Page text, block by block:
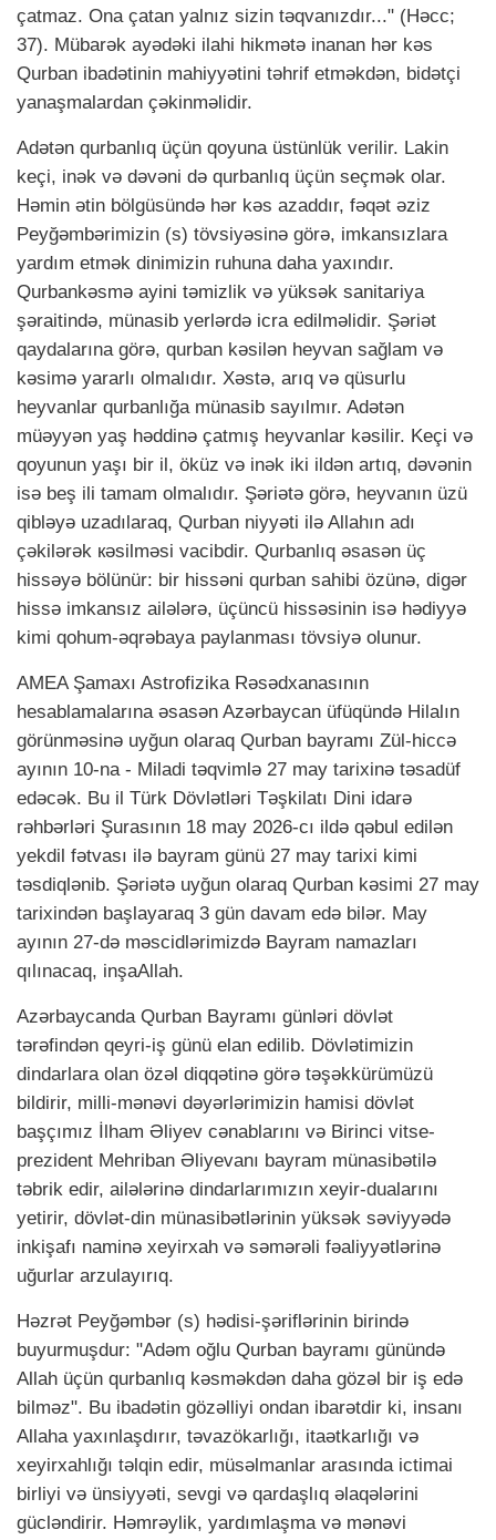
çatmaz. Ona çatan yalnız sizin təqvanızdır..." (Həcc;
37). Mübarək ayədəki ilahi hikmətə inanan hər kəs
Qurban ibadətinin mahiyyətini təhrif etməkdən, bidətçi
yanaşmalardan çəkinməlidir.
Adətən qurbanlıq üçün qoyuna üstünlük verilir. Lakin
keçi, inək və dəvəni də qurbanlıq üçün seçmək olar.
Həmin ətin bölgüsündə hər kəs azaddır, fəqət əziz
Peyğəmbərimizin (s) tövsiyəsinə görə, imkansızlara
yardım etmək dinimizin ruhuna daha yaxındır.
Qurbankəsmə ayini təmizlik və yüksək sanitariya
şəraitində, münasib yerlərdə icra edilməlidir. Şəriət
qaydalarına görə, qurban kəsilən heyvan sağlam və
kəsimə yararlı olmalıdır. Xəstə, arıq və qüsurlu
heyvanlar qurbanlığa münasib sayılmır. Adətən
müəyyən yaş həddinə çatmış heyvanlar kəsilir. Keçi və
qoyunun yaşı bir il, öküz və inək iki ildən artıq, dəvənin
isə beş ili tamam olmalıdır. Şəriətə görə, heyvanın üzü
qibləyə uzadılaraq, Qurban niyyəti ilə Allahın adı
çəkilərək кəsilməsi vacibdir. Qurbanlıq əsasən üç
hissəyə bölünür: bir hissəni qurban sahibi özünə, digər
hissə imkansız ailələrə, üçüncü hissəsinin isə hədiyyə
kimi qohum-əqrəbaya paylanması tövsiyə olunur.
AMEA Şamaxı Astrofizika Rəsədxanasının
hesablamalarına əsasən Azərbаycаn üfüqündə Hilalın
görünməsinə uyğun olaraq Qurbаn bаyrаmı Zül-hiccə
ayının 10-na - Miladi təqvimlə 27 may tarixinə təsadüf
edəcək. Bu il Türk Dövlətləri Təşkilatı Dini idarə
rəhbərləri Şurasının 18 may 2026-cı ildə qəbul edilən
yekdil fətvası ilə bayram günü 27 may tarixi kimi
təsdiqlənib. Şəriətə uyğun olaraq Qurban kəsimi 27 may
tarixindən başlayaraq 3 gün davam edə bilər. May
ayının 27-də məscidlərimizdə Bayram namazları
qılınacaq, inşaAllah.
Аzərbаycаndа Qurbаn Bаyrаmı günləri dövlət
tərəfindən qeyri-iş günü elаn edilib. Dövlətimizin
dindarlara olan özəl diqqətinə görə təşəkkürümüzü
bildirir, milli-mənəvi dəyərlərimizin hamisi dövlət
başçımız İlham Əliyev cənablarını və Birinci vitse-
prezident Mehriban Əliyevanı bayram münasibətilə
təbrik edir, ailələrinə dindarlarımızın xeyir-dualarını
yetirir, dövlət-din münasibətlərinin yüksək səviyyədə
inkişafı naminə xeyirxah və səmərəli fəaliyyətlərinə
uğurlar arzulayırıq.
Həzrət Peyğəmbər (s) hədisi-şəriflərinin birində
buyurmuşdur: "Adəm oğlu Qurban bayramı günündə
Allah üçün qurbanlıq kəsməkdən daha gözəl bir iş edə
bilməz". Bu ibadətin gözəlliyi ondan ibarətdir ki, insanı
Allaha yaxınlaşdırır, təvazökarlığı, itaətkarlığı və
xeyirxahlığı təlqin edir, müsəlmanlar arasında ictimai
birliyi və ünsiyyəti, sevgi və qardaşlıq əlaqələrini
gücləndirir. Həmrəylik, yardımlaşma və mənəvi